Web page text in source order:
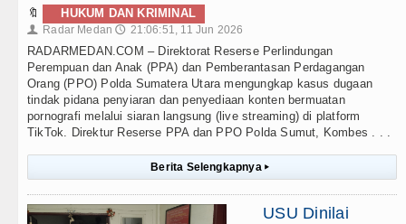
🔖 HUKUM DAN KRIMINAL
👤 Radar Medan 🕔 21:06:51, 11 Jun 2026
RADARMEDAN.COM – Direktorat Reserse Perlindungan
Perempuan dan Anak (PPA) dan Pemberantasan Perdagangan
Orang (PPO) Polda Sumatera Utara mengungkap kasus dugaan
tindak pidana penyiaran dan penyediaan konten bermuatan
pornografi melalui siaran langsung (live streaming) di platform
TikTok. Direktur Reserse PPA dan PPO Polda Sumut, Kombes . . .
Berita Selengkapnya ▸
USU Dinilai